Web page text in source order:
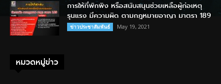
การให้ที่พักพิง หรือสนับสนุนช่วยเหลือผู้ก่อเหตุ
รุนแรง มีความผิด ตามกฎหมายอาญา มาตรา 189
ข่าวประชาสัมพันธ์ May 19, 2021
หมวดหมู่ข่าว